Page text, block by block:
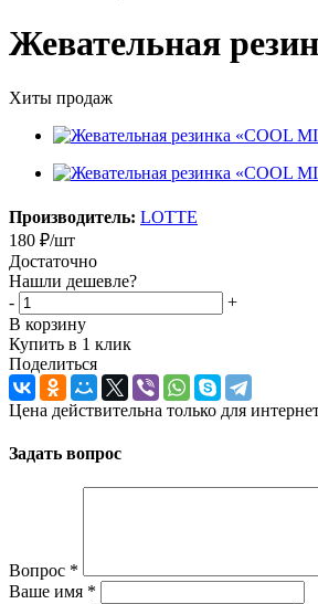
Жевательная
Хиты продаж
Производитель: LOTTE
180 ₽/шт
Достаточно
Нашли дешевле?
-
+
В корзину
Купить в 1 клик
Поделиться
Цена действительна только для
Задать вопрос
Вопрос *
Ваше имя *